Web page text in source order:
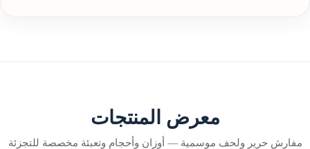
معرض المنتجات
مفارش حرير ولحف موسمية — أوزان وأحجام وتعبئة مخصصة للتجزئة